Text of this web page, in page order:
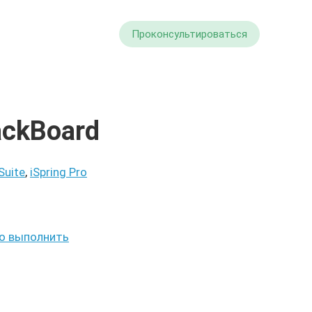
Проконсультироваться
, iSpring Pro
выполнить